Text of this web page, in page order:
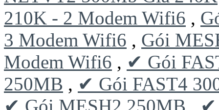
210K - 2 Modem Wifi6 ,
3 Modem Wifi6 , Gói
Modem Wifi6 , ✔ Gói
250MB , ✔ Gói FAST4